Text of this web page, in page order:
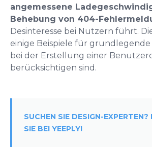
angemessene
Behebung von 404-
Desinteresse bei Nutzern führt.
einige Beispiele für grundlegende
bei der Erstellung einer
berücksichtigen sind.
SUCHEN SIE DESIGN-EXPERTEN?
SIE BEI YEEPLY!